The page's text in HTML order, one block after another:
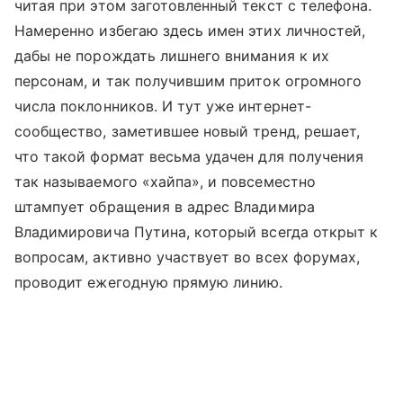
читая при этом заготовленный текст с телефона.
Намеренно избегаю здесь имен этих личностей,
дабы не порождать лишнего внимания к их
персонам, и так получившим приток огромного
числа поклонников. И тут уже интернет-
сообщество, заметившее новый тренд, решает,
что такой формат весьма удачен для получения
так называемого «хайпа», и повсеместно
штампует обращения в адрес Владимира
Владимировича Путина, который всегда открыт к
вопросам, активно участвует во всех форумах,
проводит ежегодную прямую линию.